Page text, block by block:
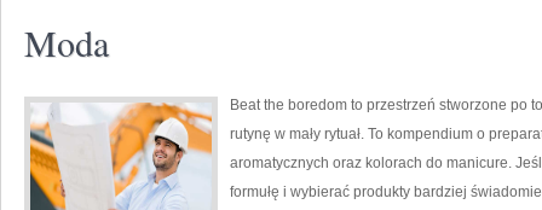
Moda
Beat the boredom to przestrzeń stworzone po
rutynę w mały rytuał. To kompendium o
aromatycznych oraz kolorach do manicure.
formułę i wybierać produkty bardziej